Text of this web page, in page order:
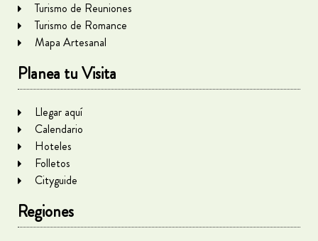
Turismo de Reuniones
Turismo de Romance
Mapa Artesanal
Planea tu Visita
Llegar aquí
Calendario
Hoteles
Folletos
Cityguide
Regiones